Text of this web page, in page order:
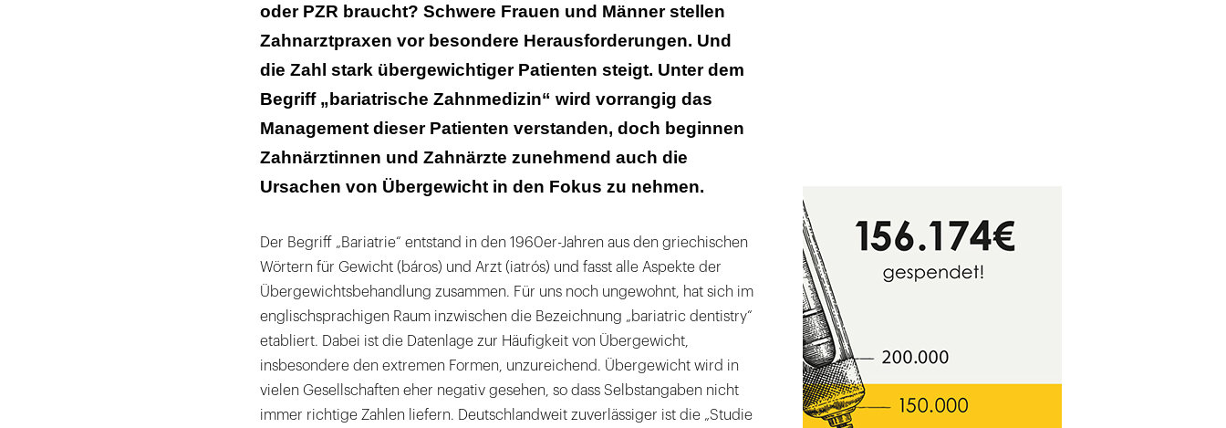
Wir brauchen Schwerpunktpraxen
Narkosen sind besonders schwierig
Ausblick
oder PZR braucht? Schwere Frauen und Männer stellen
Zahnarztpraxen vor besondere Herausforderungen. Und
die Zahl stark übergewichtiger Patienten steigt. Unter dem
Begriff „bariatrische Zahnmedizin“ wird vorrangig das
Management dieser Patienten verstanden, doch beginnen
Zahnärztinnen und Zahnärzte zunehmend auch die
Ursachen von Übergewicht in den Fokus zu nehmen.
Der Begriff „Bariatrie“ entstand in den 1960er-Jahren aus den griechischen
Wörtern für Gewicht (báros) und Arzt (iatrós) und fasst alle Aspekte der
Übergewichtsbehandlung zusammen. Für uns noch ungewohnt, hat sich im
englischsprachigen Raum inzwischen die Bezeichnung „bariatric dentistry“
etabliert. Dabei ist die Datenlage zur Häufigkeit von Übergewicht,
insbesondere den extremen Formen, unzureichend. Übergewicht wird in
vielen Gesellschaften eher negativ gesehen, so dass Selbstangaben nicht
immer richtige Zahlen liefern. Deutschlandweit zuverlässiger ist die „Studie